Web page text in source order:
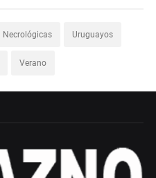
Necrológicas Uruguayos
Verano